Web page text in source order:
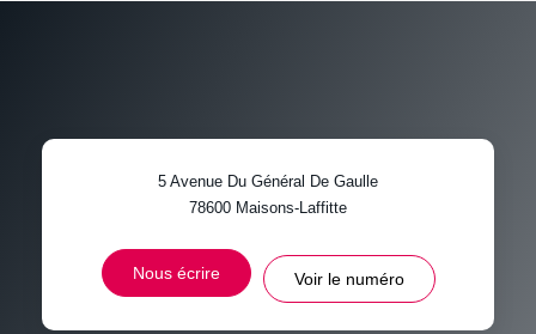
PART DES MÉNAGES SANS
VOITURE
DISTANCE DE L'AÉROPORT : SUPERFICIE :
RÉSULTATS DES LYCÉES
5 Avenue Du Général De Gaulle
78600 Maisons-Laffitte
Nous écrire Voir le numéro